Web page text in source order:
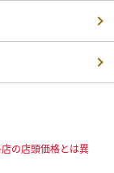
の店頭価格とは異